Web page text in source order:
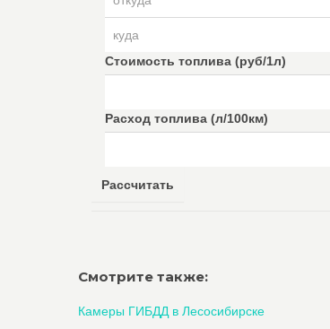
Стоимость топлива (руб/1л)
Расход топлива (л/100км)
Рассчитать
Смотрите также:
Камеры ГИБДД в Лесосибирске